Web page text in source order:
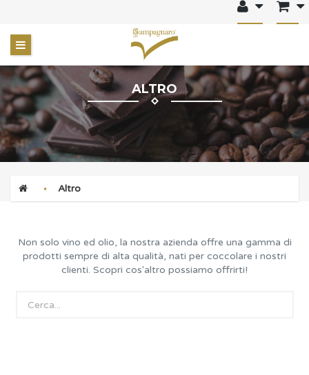
ALTRO
Altro
Non solo vino ed olio, la nostra azienda offre una gamma di
prodotti sempre di alta qualità, nati per coccolare i nostri
clienti. Scopri cos'altro possiamo offrirti!